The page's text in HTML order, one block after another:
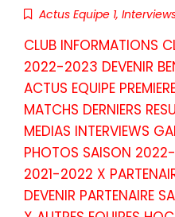
Actus Equipe 1,
CLUB INFORMATIONS
2022-2023 DEVENIR
ACTUS EQUIPE
MATCHS DERNIERS
MEDIAS INTERVIEWS
PHOTOS SAISON
2021-2022 X
DEVENIR PARTENAIRE